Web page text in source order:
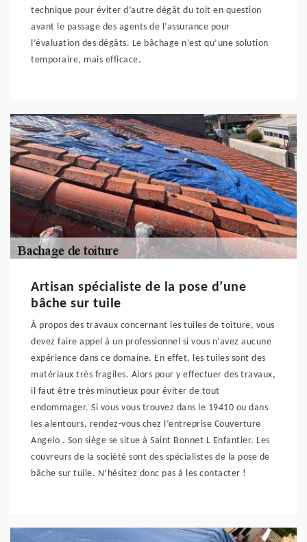
technique pour éviter d’autre dégât du toit en question
avant le passage des agents de l’assurance pour
l’évaluation des dégâts. Le bâchage n’est qu’une solution
temporaire, mais efficace.
Artisan spécialiste de la pose d’une
bâche sur tuile
À propos des travaux concernant les tuiles de toiture, vous
devez faire appel à un professionnel si vous n’avez aucune
expérience dans ce domaine. En effet, les tuiles sont des
matériaux très fragiles. Alors pour y effectuer des travaux,
il faut être très minutieux pour éviter de tout
endommager. Si vous vous trouvez dans le 19410 ou dans
les alentours, rendez-vous chez l’entreprise Couverture
Angelo . Son siège se situe à Saint Bonnet L Enfantier. Les
couvreurs de la société sont des spécialistes de la pose de
bâche sur tuile. N’hésitez donc pas à les contacter !